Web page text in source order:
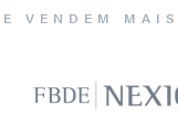
VENDEM